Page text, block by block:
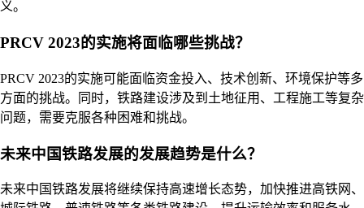
义。
PRCV 2023的实施将面临哪些挑战？
PRCV 2023的实施可能面临资金投入、技术创新、环境保护等多
方面的挑战。同时，铁路建设涉及到土地征用、工程施工等复杂
问题，需要克服各种困难和挑战。
未来中国铁路发展的发展趋势是什么？
未来中国铁路发展将继续保持高速增长态势，加快推进高铁网、